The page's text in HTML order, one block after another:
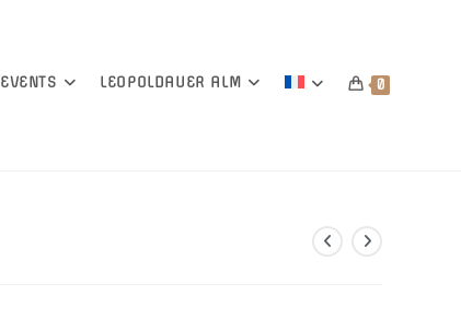
EVENTS LEOPOLDAUER ALM 0